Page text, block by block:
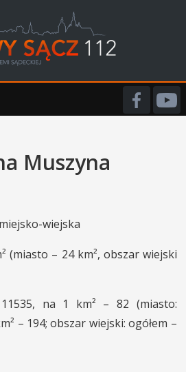
Muszyna
wiejska
(miasto – 24 km², obszar wiejski
na 1 km² – 82 (miasto:
– 194; obszar wiejski: ogółem –